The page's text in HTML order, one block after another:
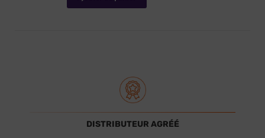
DISTRIBUTEUR AGRÉÉ